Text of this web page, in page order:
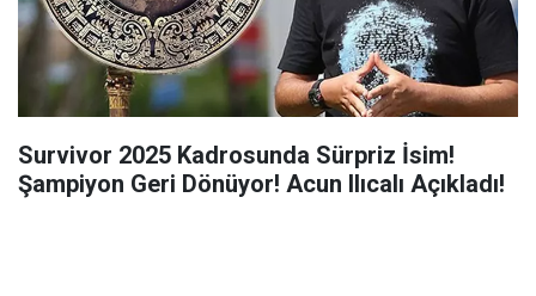
Survivor 2025 Kadrosunda Sürpriz İsim!
Şampiyon Geri Dönüyor! Acun Ilıcalı Açıkladı!